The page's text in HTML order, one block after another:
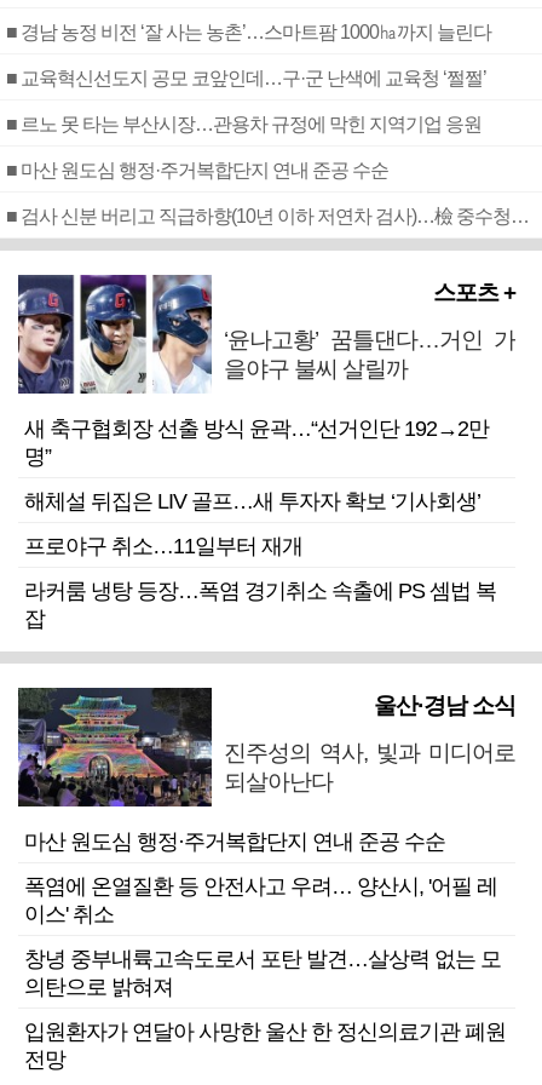
■ 경남 농정 비전 ‘잘 사는 농촌’…스마트팜 1000㏊까지 늘린다
■ 교육혁신선도지 공모 코앞인데…구·군 난색에 교육청 ‘쩔쩔’
■ 르노 못 타는 부산시장…관용차 규정에 막힌 지역기업 응원
■ 마산 원도심 행정·주거복합단지 연내 준공 수순
■ 검사 신분 버리고 직급하향(10년 이하 저연차 검사)…檢 중수청행 기피
스포츠 +
‘윤나고황’ 꿈틀댄다…거인 가
을야구 불씨 살릴까
새 축구협회장 선출 방식 윤곽…“선거인단 192→2만
명”
해체설 뒤집은 LIV 골프…새 투자자 확보 ‘기사회생’
프로야구 취소…11일부터 재개
라커룸 냉탕 등장…폭염 경기취소 속출에 PS 셈법 복
잡
울산·경남 소식
진주성의 역사, 빛과 미디어로
되살아난다
마산 원도심 행정·주거복합단지 연내 준공 수순
폭염에 온열질환 등 안전사고 우려… 양산시, '어필 레
이스' 취소
창녕 중부내륙고속도로서 포탄 발견…살상력 없는 모
의탄으로 밝혀져
입원환자가 연달아 사망한 울산 한 정신의료기관 폐원
전망